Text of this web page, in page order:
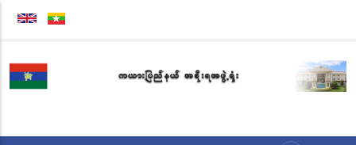
အဓိက
အကြောင်းအရာ
သွား
မည်